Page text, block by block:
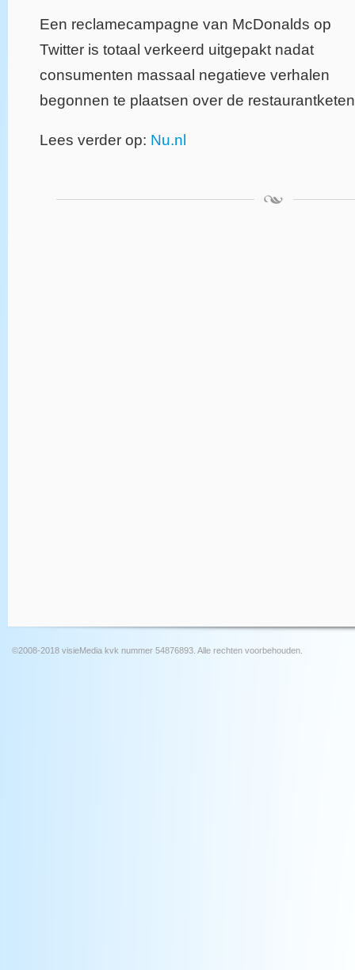
Een reclamecampagne van McDonalds op
Twitter is totaal verkeerd uitgepakt nadat
consumenten massaal negatieve verhalen
begonnen te plaatsen over de
Lees verder op: Nu.nl
©2008-2018 visieMedia kvk nummer 54876893. Alle rechten voorbehouden.